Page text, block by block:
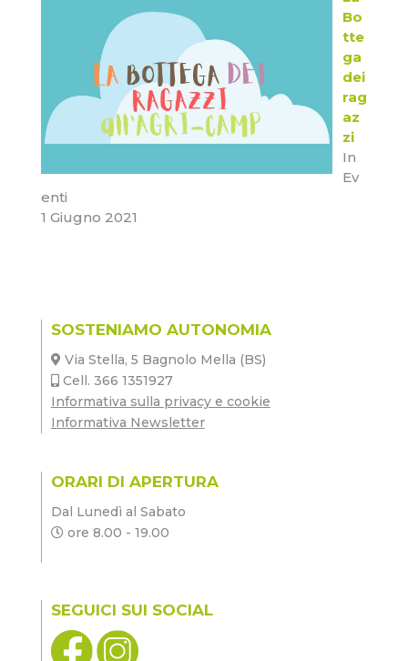
Bo
tte
ga
dei
rag
az
zi
In
Ev
enti
1 Giugno 2021
SOSTENIAMO AUTONOMIA
Via Stella, 5 Bagnolo Mella (BS)
Cell. 366 1351927
Informativa sulla privacy e cookie
Informativa Newsletter
ORARI DI APERTURA
Dal Lunedì al Sabato
ore 8.00 - 19.00
SEGUICI SUI SOCIAL